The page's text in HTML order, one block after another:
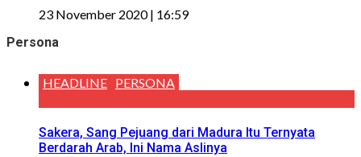
23 November 2020 | 16:59
Persona
HEADLINE PERSONA
Sakera, Sang Pejuang dari Madura Itu Ternyata
Berdarah Arab, Ini Nama Aslinya